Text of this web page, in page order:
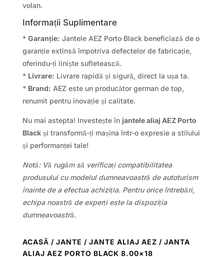
volan.
Informații Suplimentare
* Garanție: Jantele AEZ Porto Black beneficiază de o
garanție extinsă împotriva defectelor de fabricație,
oferindu-ți liniște sufletească.
* Livrare: Livrare rapidă și sigură, direct la ușa ta.
* Brand: AEZ este un producător german de top,
renumit pentru inovație și calitate.
Nu mai astepta! Investește în jantele aliaj AEZ Porto
Blackși transformă-ți mașina într-o expresie a stilului
și performanței tale!
Notă: Vă rugăm să verificați compatibilitatea
produsului cu modelul dumneavoastră de autoturism
înainte de a efectua achiziția. Pentru orice întrebări,
echipa noastră de experți este la dispoziția
dumneavoastră.
ACASĂ / JANTE / JANTE ALIAJ AEZ / JANTA
ALIAJ AEZ PORTO BLACK 8.00×18